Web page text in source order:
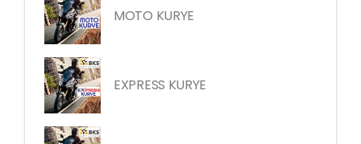
MOTO KURYE
EXPRESS KURYE